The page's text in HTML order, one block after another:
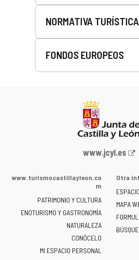
i
c
o
)
NORMATIVA TURÍSTICA
FONDOS EUROPEOS
Portal
la
de
Castilla
y
León
-
www.jcyl.es
www.turismocastillayleon.co
m
PATRIMONIO Y CULTURA
ENOTURISMO Y GASTRONOMÍA
NATURALEZA
CONÓCELO
MI ESPACIO PERSONAL
Otra
MAPA